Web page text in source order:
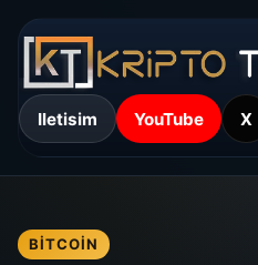
Iletisim YouTube X
BITCOIN